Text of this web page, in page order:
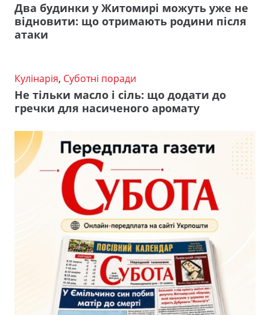
Два будинки у Житомирі можуть уже не
відновити: що отримають родини після
атаки
Кулінарія, Суботні поради
Не тільки масло і сіль: що додати до
гречки для насиченого аромату